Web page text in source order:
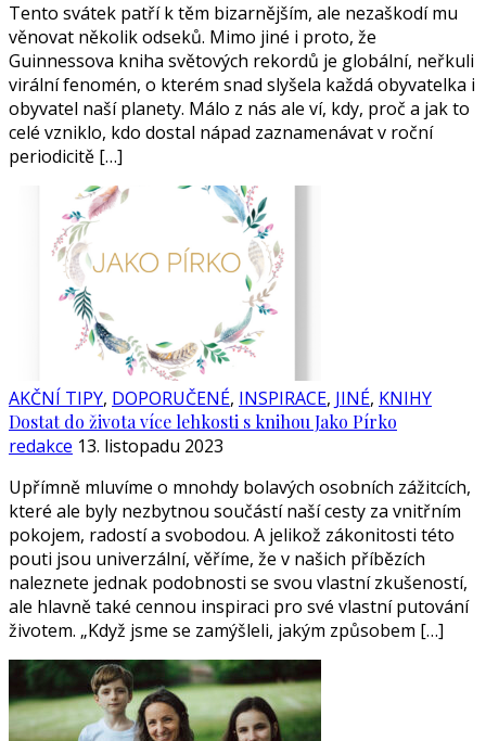
Tento svátek patří k těm bizarnějším, ale nezaškodí mu
věnovat několik odseků. Mimo jiné i proto, že
Guinnessova kniha světových rekordů je globální, neřkuli
virální fenomén, o kterém snad slyšela každá obyvatelka i
obyvatel naší planety. Málo z nás ale ví, kdy, proč a jak to
celé vzniklo, kdo dostal nápad zaznamenávat v roční
periodicitě […]
AKČNÍ TIPY, DOPORUČENÉ, INSPIRACE, JINÉ, KNIHY
Dostat do života více lehkosti s knihou Jako Pírko
redakce 13. listopadu 2023
Upřímně mluvíme o mnohdy bolavých osobních zážitcích,
které ale byly nezbytnou součástí naší cesty za vnitřním
pokojem, radostí a svobodou. A jelikož zákonitosti této
pouti jsou univerzální, věříme, že v našich příbězích
naleznete jednak podobnosti se svou vlastní zkušeností,
ale hlavně také cennou inspiraci pro své vlastní putování
životem. „Když jsme se zamýšleli, jakým způsobem […]